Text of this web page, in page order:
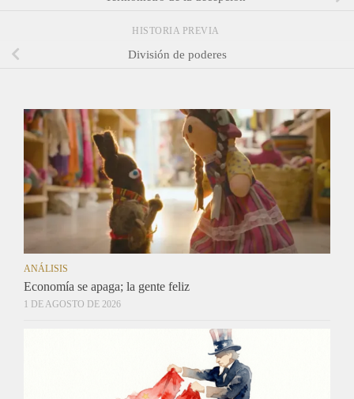
HISTORIA PREVIA
División de poderes
ANÁLISIS
Economía se apaga; la gente feliz
1 DE AGOSTO DE 2026